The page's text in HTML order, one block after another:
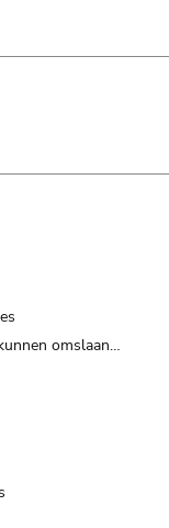
omslaan…